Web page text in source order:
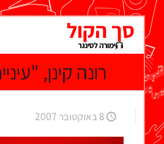
רונה קינן,
8 באוקטובר 2007